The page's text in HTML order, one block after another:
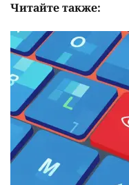
Читайте также: